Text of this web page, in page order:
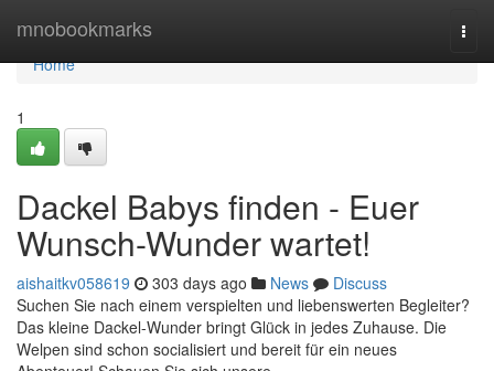
mnobookmarks
Home
Home
1
Dackel Babys finden - Euer
Wunsch-Wunder wartet!
aishaitkv058619 303 days ago News
Discuss
Suchen Sie nach einem verspielten und liebenswerten Begleiter?
Das kleine Dackel-Wunder bringt Glück in jedes Zuhause. Die
Welpen sind schon socialisiert und bereit für ein neues